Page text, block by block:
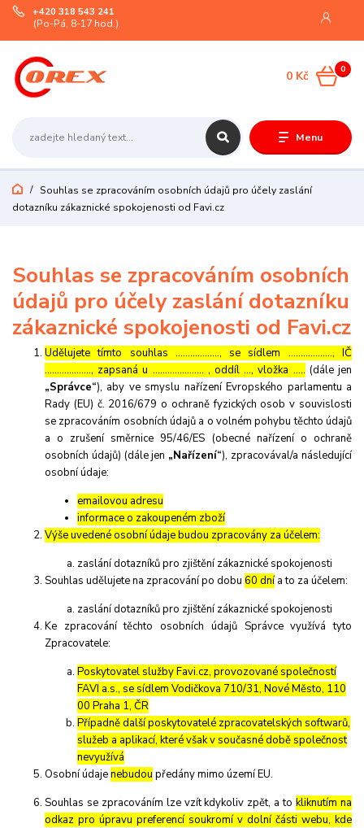
Menu
+420 318 543 241
(Po-Pá, 8-17 hod.)
0
0 Kč
Souhlas se zpracováním osobních údajů pro účely zaslání
dotazníku zákaznické spokojenosti od Favi.cz
Souhlas se zpracováním osobních
údajů pro účely zaslání dotazníku
zákaznické spokojenosti od Favi.cz
Udělujete tímto souhlas ……………..., se sídlem ………………, IČ
………………., zapsaná u ………………… , oddíl …, vložka ….. (dále jen
„Správce“), aby ve smyslu nařízení Evropského parlamentu a
Rady (EU) č. 2016/679 o ochraně fyzických osob v souvislosti
se zpracováním osobních údajů a o volném pohybu těchto údajů
a o zrušení směrnice 95/46/ES (obecné nařízení o ochraně
osobních údajů) (dále jen „Nařízení“), zpracovával/a následující
osobní údaje:
emailovou adresu
informace o zakoupeném zboží
Výše uvedené osobní údaje budou zpracovány za účelem:
zaslání dotazníků pro zjištění zákaznické spokojenosti
Souhlas udělujete na zpracování po dobu 60 dnía to za účelem:
zaslání dotazníků pro zjištění zákaznické spokojenosti
Ke zpracování těchto osobních údajů Správce využívá tyto
Zpracovatele:
Poskytovatel služby Favi.cz, provozované společností
FAVI a.s., se sídlem Vodičkova 710/31, Nové Město, 110
00 Praha 1, ČR
Případně další poskytovatelé zpracovatelských softwarů,
služeb a aplikací, které však v současné době společnost
nevyužívá
Osobní údajenebudou předány mimo území EU.
Souhlas se zpracováním lze vzít kdykoliv zpět, a tokliknutím na
odkaz pro úpravu preferencí soukromí v dolní části webu, kde